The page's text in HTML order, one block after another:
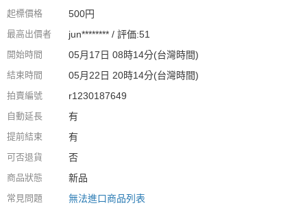
起標價格 500円
最高出價者 jun******** / 評価:51
開始時間 05月17日 08時14分(台灣時間)
結束時間 05月22日 20時14分(台灣時間)
拍賣編號 r1230187649
自動延長 有
提前結束 有
可否退貨 否
商品狀態 新品
常見問題
無法進口商品列表